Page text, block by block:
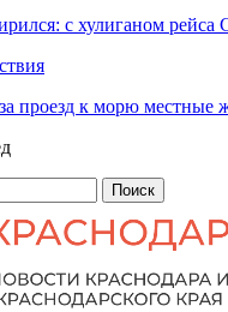
с хулиганом
проезд к морю